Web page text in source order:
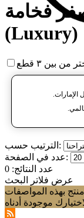
فخامة
(Luxury)
من بين ٣ قطع
الترتيب حسب:
عدد في الصفحة:
عدد النتائج: 0
عرض فلاتر البحث
بهذه المواصفات
موجودة أدناه